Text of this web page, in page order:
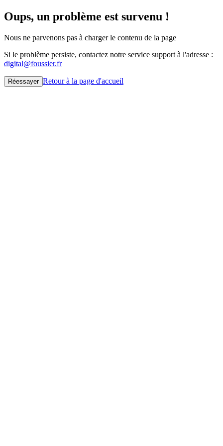
Oups, un problème est survenu !
Nous ne parvenons pas à charger le contenu de la page
Si le problème persiste, contactez notre service support à l'adresse :
digital@foussier.fr
Réessayer Retour à la page d'accueil